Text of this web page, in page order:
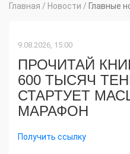
Главная / Новости / Главные
9.08.2026, 15:00
ПРОЧИТАЙ
600 ТЫСЯЧ
СТАРТУЕТ
МАРАФОН
Получить ссылку